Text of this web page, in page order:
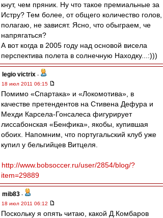
кнут, чем пряник. Ну что такое премиальные за
Истру? Тем более, от общего количество голов,
полагаю, не зависят. Ясно, что обыграем, че
напрягаться?
А вот когда в 2005 году над основой висела
перспектива полета в солнечную Находку...:)))
legio victrix -
18 июл 2011 06:15
Помимо «Спартака» и «Локомотива», в
качестве претендентов на Стивена Дефура и
Мехди Карсела-Гонсалеса фигурирует
лиссабонская «Бенфика», якобы, купившая
обоих. Напомним, что португальский клуб уже
купил у бельгийцев Витцеля.
http://www.bobsoccer.ru/user/2854/blog/?
item=29889
mib83 -
18 июл 2011 06:12
Поскольку я опять читаю, какой Д.Комбаров